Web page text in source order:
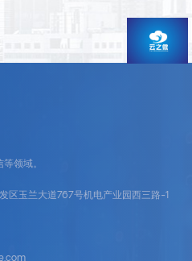
领域。
区玉兰大道767号机电产业园西三路-1